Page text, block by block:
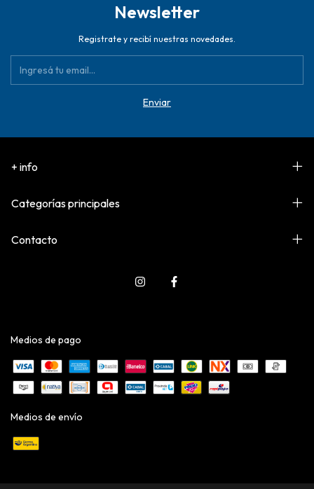
Newsletter
Registrate y recibí nuestras novedades.
+ info
Categorías principales
Contacto
Medios de pago
Medios de envío